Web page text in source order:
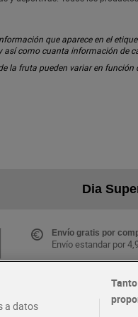
que aparece en el
como cuanta información de
la fruta pueden variar en función
Dia
Envío gratis por
Envío estandar por
Folletos y Tiendas
a datos